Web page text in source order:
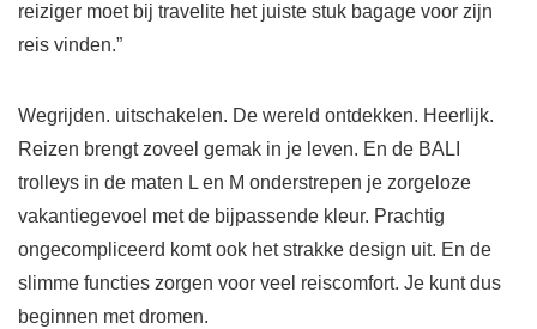
reiziger moet bij travelite het juiste stuk bagage voor zijn
reis vinden.”
Wegrijden. uitschakelen. De wereld ontdekken. Heerlijk.
Reizen brengt zoveel gemak in je leven. En de BALI
trolleys in de maten L en M onderstrepen je zorgeloze
vakantiegevoel met de bijpassende kleur. Prachtig
ongecompliceerd komt ook het strakke design uit. En de
slimme functies zorgen voor veel reiscomfort. Je kunt dus
beginnen met dromen.